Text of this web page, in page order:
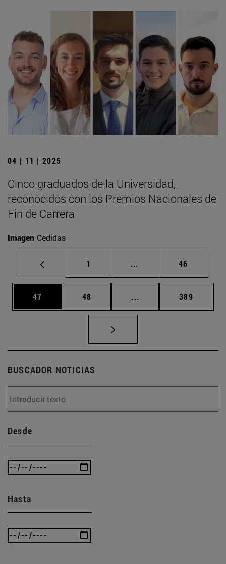
04 | 11 | 2025
Cinco graduados de la Universidad,
reconocidos con los Premios Nacionales de
Fin de Carrera
Imagen Cedidas
Página
1 ... Páginas intermedias
Página
46
Página
47 Página
48 ... Páginas intermedias
Página
389
BUSCADOR NOTICIAS
Desde
Hasta